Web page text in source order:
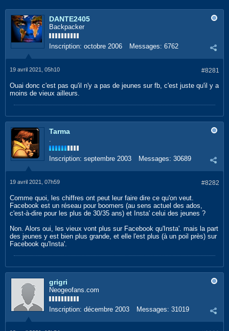
DANTE2405
Backpacker
Inscription: octobre 2006 Messages: 6762
#8281
19 avril 2021, 05h10
Ouai donc c'est pas qu'il n'y a pas de jeunes sur fb, c'est juste qu'il y a
moins de vieux ailleurs.
Tarma
.
Inscription: septembre 2003 Messages: 30689
#8282
19 avril 2021, 07h59
Comme quoi, les chiffres ont peut leur faire dire ce qu'on veut.
Facebook est un réseau pour boomers (au sens actuel des ados,
c'est-à-dire pour les plus de 30/35 ans) et Insta' celui des jeunes ?
Non. Alors oui, les vieux vont plus sur Facebook qu'Insta'. mais la part
des jeunes y est bien plus grande, et elle l'est plus (à un poil près) sur
Facebook qu'Insta'.
grigri
Neogeofans.com
Inscription: décembre 2003 Messages: 31019